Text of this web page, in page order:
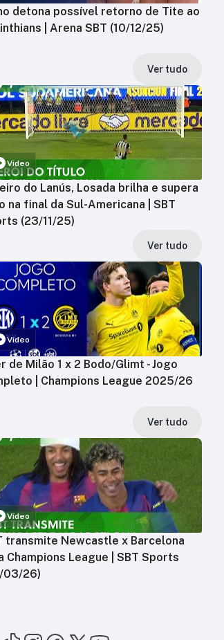
detona possível retorno de Tite ao
| Arena SBT (10/12/25)
Ver tudo
Vídeo
do Lanús, Losada brilha e supera
na final da Sul-Americana | SBT
(23/11/25)
Ver tudo
Vídeo
de Milão 1 x 2 Bodo/Glimt - Jogo
| Champions League 2025/26
Ver tudo
Vídeo
transmite Newcastle x Barcelona
Champions League | SBT Sports
03/26)